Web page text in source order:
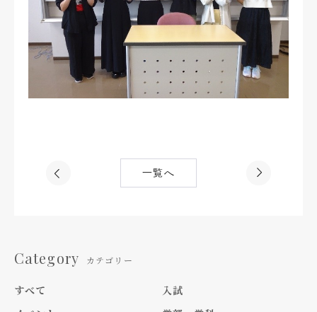
一覧へ
Category カテゴリー
すべて
入試